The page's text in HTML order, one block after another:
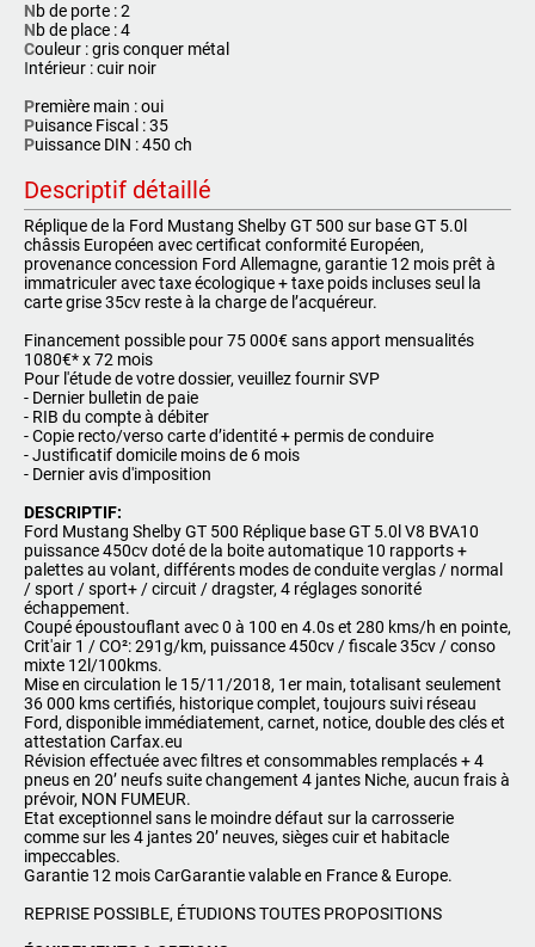
Nb de porte : 2
Nb de place : 4
Couleur : gris conquer métal
Intérieur : cuir noir
Première main : oui
Puisance Fiscal : 35
Puissance DIN : 450 ch
Descriptif détaillé
Réplique de la Ford Mustang Shelby GT 500 sur base GT 5.0l
châssis Européen avec certificat conformité Européen,
provenance concession Ford Allemagne, garantie 12 mois prêt à
immatriculer avec taxe écologique + taxe poids incluses seul la
carte grise 35cv reste à la charge de l’acquéreur.
Financement possible pour 75 000€ sans apport mensualités
1080€* x 72 mois
Pour l'étude de votre dossier, veuillez fournir SVP
- Dernier bulletin de paie
- RIB du compte à débiter
- Copie recto/verso carte d’identité + permis de conduire
- Justificatif domicile moins de 6 mois
- Dernier avis d'imposition
DESCRIPTIF:
Ford Mustang Shelby GT 500 Réplique base GT 5.0l V8 BVA10
puissance 450cv doté de la boite automatique 10 rapports +
palettes au volant, différents modes de conduite verglas / normal
/ sport / sport+ / circuit / dragster, 4 réglages sonorité
échappement.
Coupé époustouflant avec 0 à 100 en 4.0s et 280 kms/h en pointe,
Crit'air 1 / CO²: 291g/km, puissance 450cv / fiscale 35cv / conso
mixte 12l/100kms.
Mise en circulation le 15/11/2018, 1er main, totalisant seulement
36 000 kms certifiés, historique complet, toujours suivi réseau
Ford, disponible immédiatement, carnet, notice, double des clés et
attestation Carfax.eu
Révision effectuée avec filtres et consommables remplacés + 4
pneus en 20’ neufs suite changement 4 jantes Niche, aucun frais à
prévoir, NON FUMEUR.
Etat exceptionnel sans le moindre défaut sur la carrosserie
comme sur les 4 jantes 20’ neuves, sièges cuir et habitacle
impeccables.
Garantie 12 mois CarGarantie valable en France & Europe.
REPRISE POSSIBLE, ÉTUDIONS TOUTES PROPOSITIONS